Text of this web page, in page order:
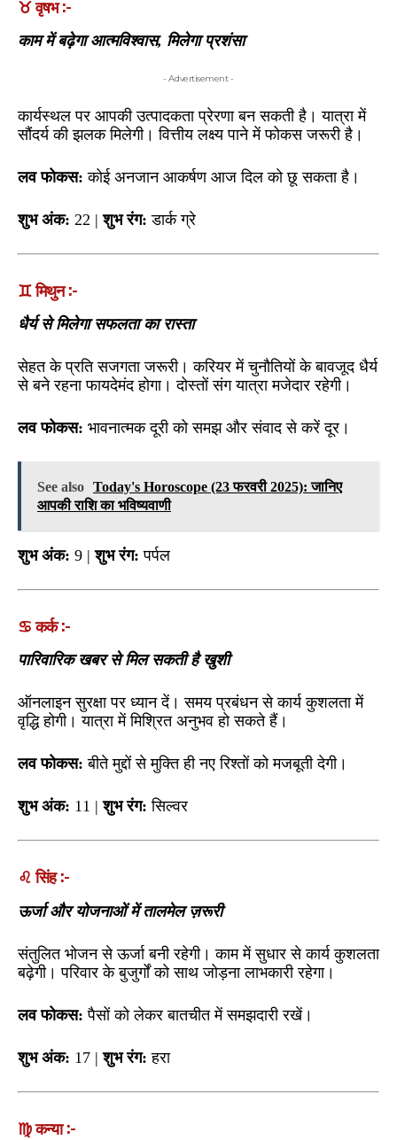
♉ वृषभ :-
काम में बढ़ेगा आत्मविश्वास, मिलेगा प्रशंसा
- Advertisement -
कार्यस्थल पर आपकी उत्पादकता प्रेरणा बन सकती है। यात्रा में
सौंदर्य की झलक मिलेगी। वित्तीय लक्ष्य पाने में फोकस जरूरी है।
लव फोकस: कोई अनजान आकर्षण आज दिल को छू सकता है।
शुभ अंक: 22 |शुभ रंग: डार्क ग्रे
♊ मिथुन :-
धैर्य से मिलेगा सफलता का रास्ता
सेहत के प्रति सजगता जरूरी। करियर में चुनौतियों के बावजूद धैर्य
से बने रहना फायदेमंद होगा। दोस्तों संग यात्रा मजेदार रहेगी।
लव फोकस: भावनात्मक दूरी को समझ और संवाद से करें दूर।
See also Today's Horoscope (23 फरवरी 2025): जानिए
आपकी राशि का भविष्यवाणी
शुभ अंक: 9 |शुभ रंग: पर्पल
♋ कर्क :-
पारिवारिक खबर से मिल सकती है खुशी
ऑनलाइन सुरक्षा पर ध्यान दें। समय प्रबंधन से कार्य कुशलता में
वृद्धि होगी। यात्रा में मिश्रित अनुभव हो सकते हैं।
लव फोकस: बीते मुद्दों से मुक्ति ही नए रिश्तों को मजबूती देगी।
शुभ अंक: 11 |शुभ रंग: सिल्वर
♌ सिंह :-
ऊर्जा और योजनाओं में तालमेल ज़रूरी
संतुलित भोजन से ऊर्जा बनी रहेगी। काम में सुधार से कार्य कुशलता
बढ़ेगी। परिवार के बुजुर्गों को साथ जोड़ना लाभकारी रहेगा।
लव फोकस: पैसों को लेकर बातचीत में समझदारी रखें।
शुभ अंक: 17 |शुभ रंग: हरा
♍ कन्या :-